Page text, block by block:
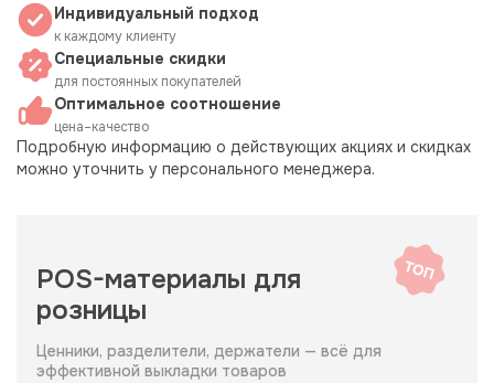
Индивидуальный подход
к каждому клиенту
Специальные скидки
для постоянных покупателей
Оптимальное соотношение
цена–качество
Подробную информацию о действующих акциях и скидках
можно уточнить у персонального менеджера.
POS-материалы для
розницы
Ценники, разделители, держатели — всё для
эффективной выкладки товаров